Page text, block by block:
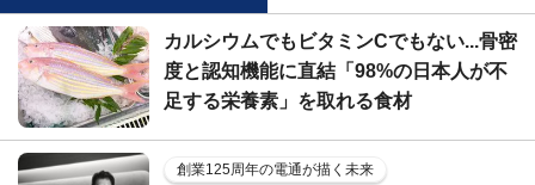
カルシウムでもビタミンCでもない...骨密
度と認知機能に直結「98%の日本人が不
足する栄養素」を取れる食材
創業125周年の電通が描く未来